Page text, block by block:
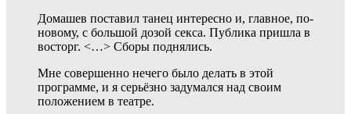
Домашев поставил танец интересно и, главное, по-
новому, с большой дозой секса. Публика пришла в
восторг. <…> Сборы поднялись.
Мне совершенно нечего было делать в этой
программе, и я серьёзно задумался над своим
положением в театре.